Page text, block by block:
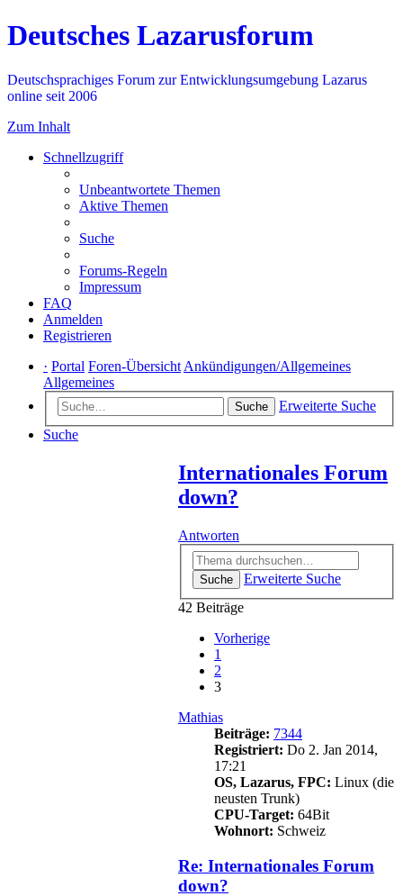
Deutsches Lazarusforum
Deutschsprachiges Forum zur Entwicklungsumgebung Lazarus
online seit 2006
Zum Inhalt
Schnellzugriff
Unbeantwortete Themen
Aktive Themen
Suche
Forums-Regeln
Impressum
FAQ
Anmelden
Registrieren
· Portal Foren-Übersicht Ankündigungen/Allgemeines
Allgemeines
Suche
Erweiterte Suche
Suche
Internationales Forum
down?
Antworten
Suche
Erweiterte Suche
42 Beiträge
Vorherige
1
2
3
Mathias
Beiträge: 7344
Registriert: Do 2. Jan 2014,
17:21
OS, Lazarus, FPC: Linux (die
neusten Trunk)
CPU-Target: 64Bit
Wohnort: Schweiz
Re: Internationales Forum
down?